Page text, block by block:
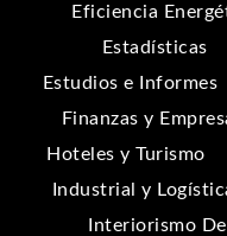
Eficiencia
Estadísticas
Estudios e Informes
Finanzas y
Hoteles y Turismo
Industrial y
Interiorismo